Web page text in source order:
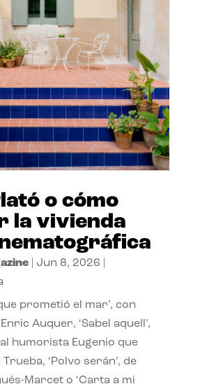
o cómo
la vivienda
| Jun 8, 2026
prometió el mar’, con
Auquer, ‘Sabel aquell’,
humorista Eugenio que
‘Polvo serán’, de
Marcet o ‘Carta a mi